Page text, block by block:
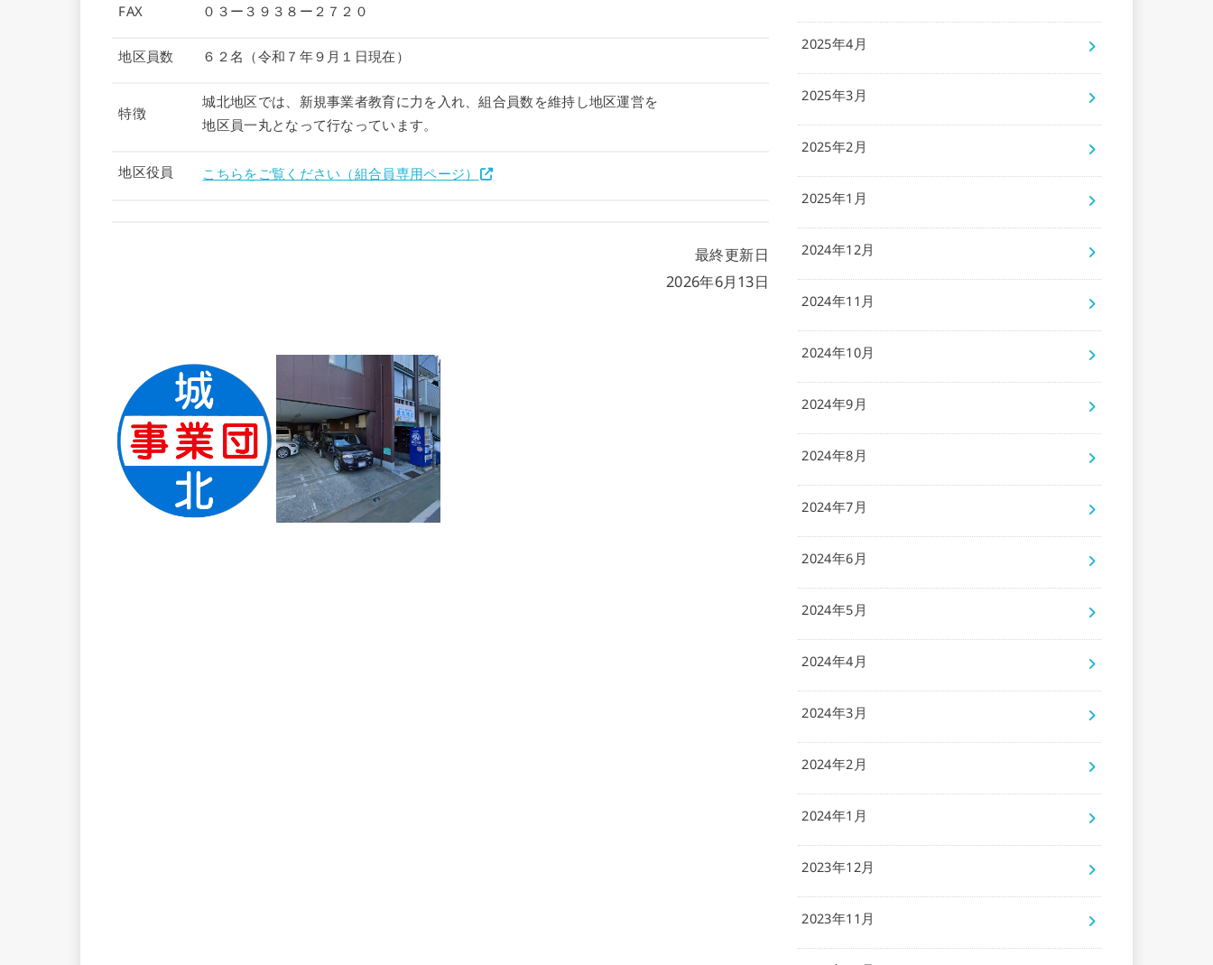
FAX
０３ー３９３８ー２７２０
地区員数
６２名（令和７年９月１日現在）
特徴
城北地区では、新規事業者教育に力を入れ、組合員数を維持し地区運営を
地区員一丸となって行なっています。
地区役員
こちらをご覧ください（組合員専用ページ）
最終更新日
2026年6月13日
2025年4月
2025年3月
2025年2月
2025年1月
2024年12月
2024年11月
2024年10月
2024年9月
2024年8月
2024年7月
2024年6月
2024年5月
2024年4月
2024年3月
2024年2月
2024年1月
2023年12月
2023年11月